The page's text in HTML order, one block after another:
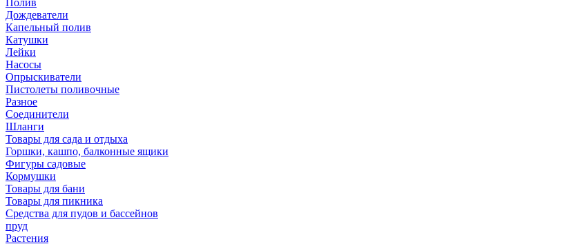
Полив
Дождеватели
Капельный полив
Катушки
Лейки
Насосы
Опрыскиватели
Пистолеты поливочные
Разное
Соединители
Шланги
Товары для сада и отдыха
Горшки, кашпо, балконные ящики
Фигуры садовые
Кормушки
Товары для бани
Товары для пикника
Средства для пудов и бассейнов
пруд
Растения